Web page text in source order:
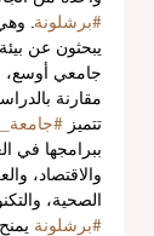
#برشلونة .
يبحثون عن
جامعي أوسع،
مقارنة
تتميز
ببرامجها في
والاقتصاد،
الصحية،
#برشلونة